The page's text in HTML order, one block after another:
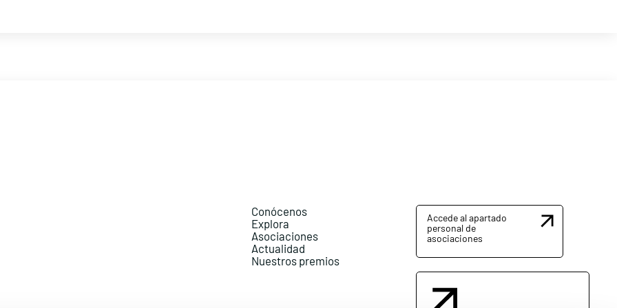
Conócenos
Explora
Asociaciones
Actualidad
Nuestros premios
Accede al apartado
personal de
asociaciones